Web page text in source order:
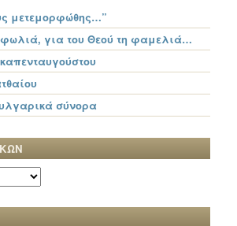
μετεμορφώθης…”
για του Θεού τη φαμελιά…
σύνορα